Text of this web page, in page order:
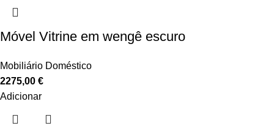
Móvel Vitrine em wengê escuro
Mobiliário Doméstico
2275,00 €
Adicionar